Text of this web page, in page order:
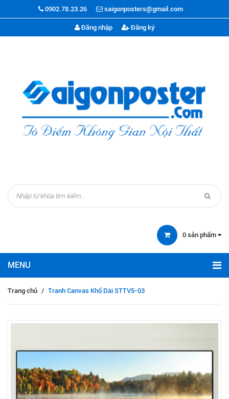
0902.78.23.26 saigonposters@gmail.com
Đăng nhập Đăng ký
0 sản phẩm
Trang chủ / Tranh Canvas Khổ Dài STTV5-03